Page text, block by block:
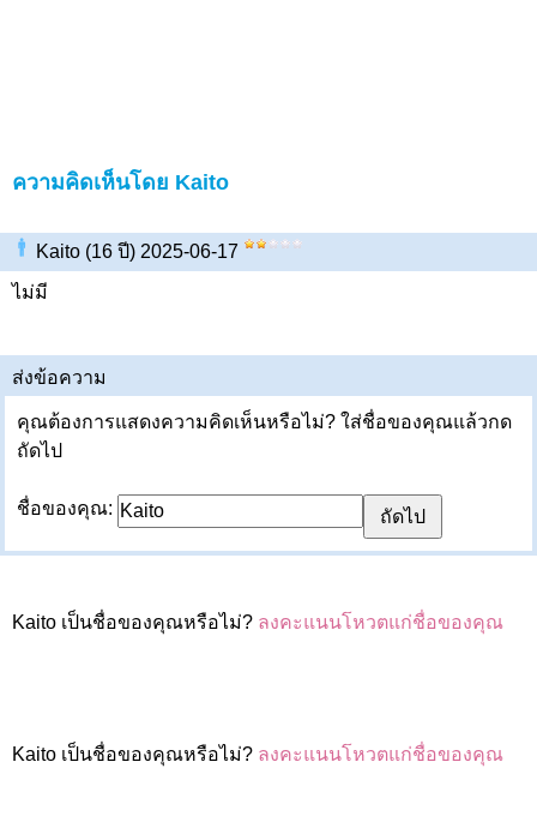
ความคิดเห็นโดย Kaito
Kaito (16 ปี) 2025-06-17
ไม่มี
ส่งข้อความ
คุณต้องการแสดงความคิดเห็นหรือไม่? ใส่ชื่อของคุณแล้วกด
ถัดไป
ชื่อของคุณ:
Kaito เป็นชื่อของคุณหรือไม่? ลงคะแนนโหวตแก่ชื่อของคุณ
Kaito เป็นชื่อของคุณหรือไม่? ลงคะแนนโหวตแก่ชื่อของคุณ